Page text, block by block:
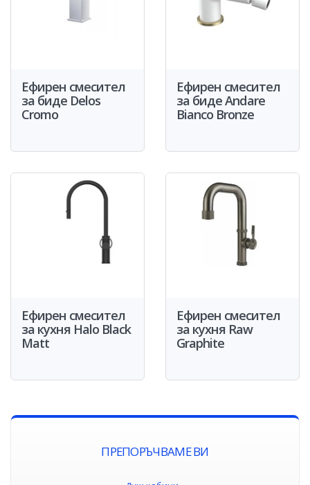
Ефирен смесител
за биде Delos
Cromo
Ефирен смесител
за биде Andare
Bianco Bronze
Ефирен смесител
за кухня Halo Black
Matt
Ефирен смесител
за кухня Raw
Graphite
ПРЕПОРЪЧВАМЕ ВИ